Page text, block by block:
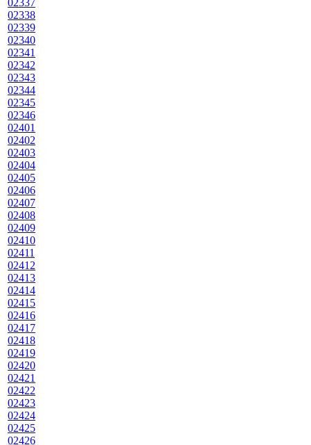
02337
02338
02339
02340
02341
02342
02343
02344
02345
02346
02401
02402
02403
02404
02405
02406
02407
02408
02409
02410
02411
02412
02413
02414
02415
02416
02417
02418
02419
02420
02421
02422
02423
02424
02425
02426